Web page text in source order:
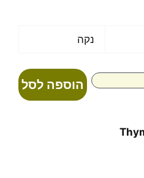
עד
נקה
הוספה לסל